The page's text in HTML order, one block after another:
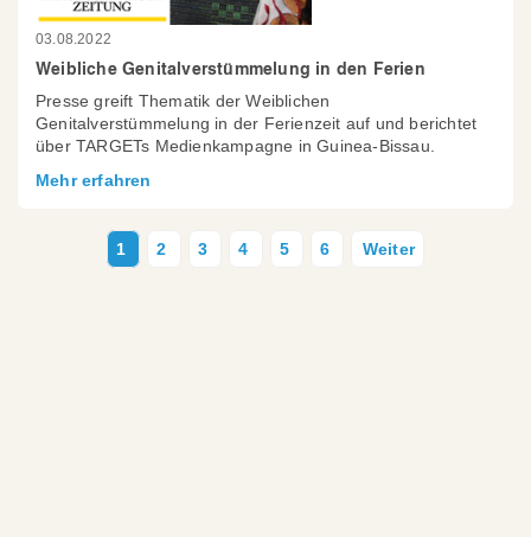
03.08.2022
Weibliche Genitalverstümmelung in den Ferien
Presse greift Thematik der Weiblichen
Genitalverstümmelung in der Ferienzeit auf und berichtet
über TARGETs Medienkampagne in Guinea-Bissau.
Mehr erfahren
Seitennummerierung
Aktuelle
Seite
1 Page
2 Page
3 Page
4 Page
5 Page
6